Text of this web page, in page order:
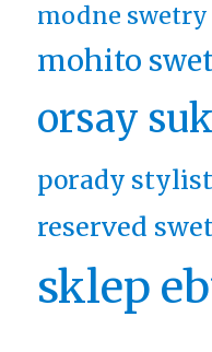
modne
mohito
orsay
porady
reserved
sklep